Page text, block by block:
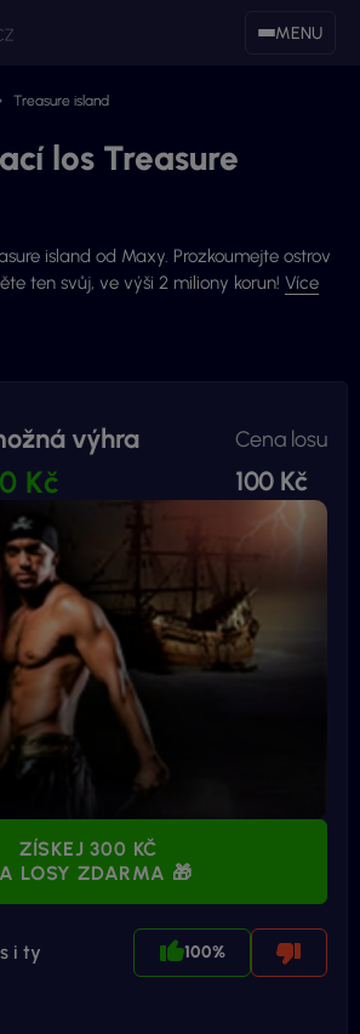
MENU
Treasure island
los Treasure
island od Maxy. Prozkoumejte ostrov
ten svůj, ve výši 2 miliony korun! Více
výhra
Kč
Cena losu
100 Kč
ZÍSKEJ 300 KČ
LOSY ZDARMA 🎁
i ty 100%